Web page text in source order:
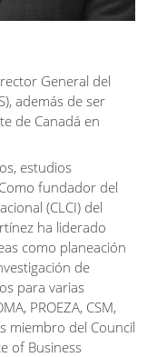
General del
además de ser
de Canadá en
estudios
fundador del
(CLCI) del
ha liderado
como planeación
de
para varias
PROEZA, CSM,
miembro del Council
of Business